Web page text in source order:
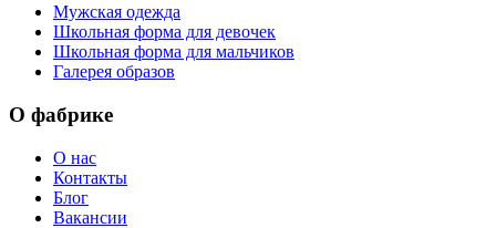
Мужская одежда
Школьная форма для девочек
Школьная форма для мальчиков
Галерея образов
О фабрике
О нас
Контакты
Блог
Вакансии